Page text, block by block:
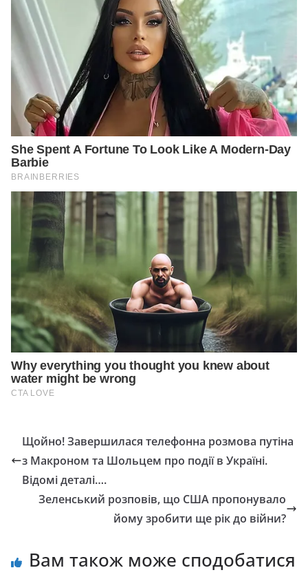
Щойно! Завершилася телефонна розмова путіна
з Макроном та Шольцем про події в Україні.
Відомі деталі….
Зеленський розповів, що США пропонувало
йому зробити ще рік до війни?
Вам також може сподобатися